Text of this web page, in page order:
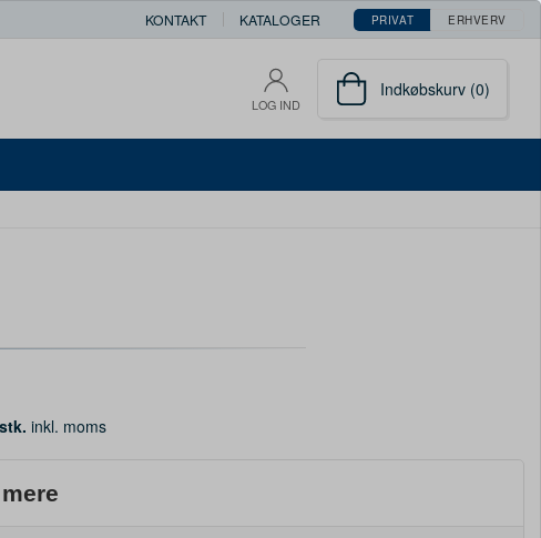
KONTAKT KATALOGER PRIVAT ERHVERV
LOG IND
Indkøbskurv (0)
inkl. moms